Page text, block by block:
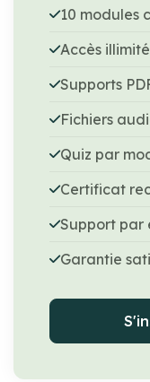
10 modules
Accès
Supports
Fichiers
Quiz par
Certificat
Support par
Garantie